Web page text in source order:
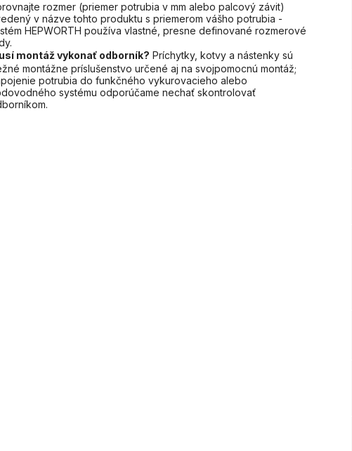
rozmer (priemer potrubia v mm alebo palcový závit)
v názve tohto produktu s priemerom vášho potrubia -
HEPWORTH používa vlastné, presne definované rozmerové
montáž vykonať odborník? Príchytky, kotvy a nástenky sú
montážne príslušenstvo určené aj na svojpomocnú montáž;
potrubia do funkčného vykurovacieho alebo
systému odporúčame nechať skontrolovať